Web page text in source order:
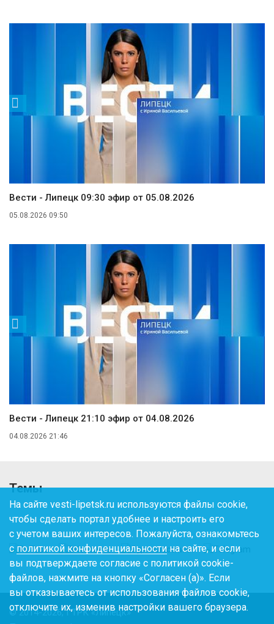
Вести - Липецк 09:30 эфир от 05.08.2026
05.08.2026 09:50
Вести - Липецк 21:10 эфир от 04.08.2026
04.08.2026 21:46
Темы
© 2014-2026, ГТРК «Липецк»
На сайте vesti-lipetsk.ru используются файлы cookie,
чтобы сделать портал удобнее и настроить его
с учетом ваших интересов. Пожалуйста, ознакомьтесь
с политикой конфиденциальности на сайте, и если
вы подтверждаете согласие с политикой cookie-
файлов, нажмите на кнопку «Согласен (а)». Если
вы отказываетесь от использования файлов cookie,
отключите их, изменив настройки вашего браузера.